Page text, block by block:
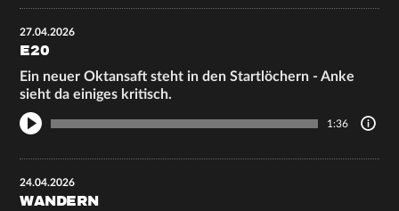
27.04.2026
E20
Ein neuer Oktansaft steht in den Startlöchern - Anke
sieht da einiges kritisch.
1:36
24.04.2026
WANDERN